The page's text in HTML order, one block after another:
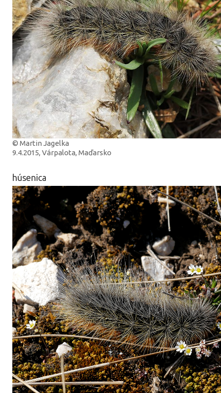
© Martin Jagelka
9.4.2015, Várpalota, Maďarsko
húsenica